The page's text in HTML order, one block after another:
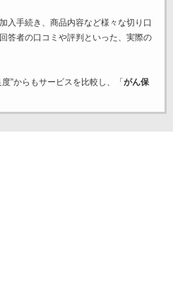
入手続き、商品内容など様々な切り口
答者の口コミや評判といった、実際の
”からもサービスを比較し、「 がん保